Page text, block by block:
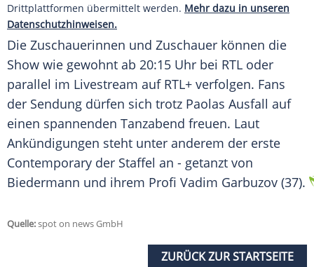
Drittplattformen übermittelt werden. Mehr dazu in unseren
Datenschutzhinweisen.
Die Zuschauerinnen und Zuschauer können die
Show wie gewohnt ab 20:15 Uhr bei RTL oder
parallel im Livestream auf RTL+ verfolgen. Fans
der Sendung dürfen sich trotz Paolas Ausfall auf
einen spannenden Tanzabend freuen. Laut
Ankündigungen steht unter anderem der erste
Contemporary der Staffel an - getanzt von
Biedermann und ihrem Profi Vadim Garbuzov (37).
Quelle:spot on news GmbH
ZURÜCK ZUR STARTSEITE